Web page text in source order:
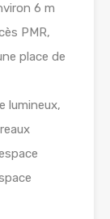
6 m
PMR,
place de
lumineux,